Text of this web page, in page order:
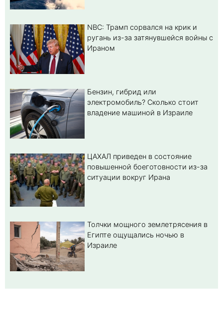
NBC: Трамп сорвался на крик и
ругань из-за затянувшейся войны с
Ираном
Бензин, гибрид или
электромобиль? Cколько стоит
владение машиной в Израиле
ЦАХАЛ приведен в состояние
повышенной боеготовности из-за
ситуации вокруг Ирана
Толчки мощного землетрясения в
Египте ощущались ночью в
Израиле